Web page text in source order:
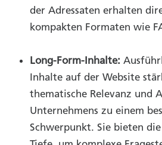
der Adressaten erhalten
kompakten Formaten wie
Long-Form-Inhalte:
Inhalte auf der Website
thematische Relevanz und
Unternehmens zu einem
Schwerpunkt. Sie bieten